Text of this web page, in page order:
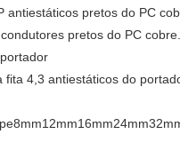
antiestáticos pretos do PC
pretos do PC cobre.
4,3 antiestáticos do